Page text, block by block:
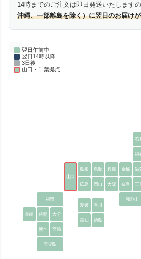
14時までのご注文は即日発送いたします
沖縄、一部離島を除く）に翌日のお届け
翌日午前中
翌日14時以降
3日後
山口・千葉拠点
石川
福
山口
島根 鳥取 兵庫 京都
滋
広島 岡山 大阪 奈良 三
福岡
愛媛
香川
和歌山
長崎 佐賀
大分
高知
徳島
熊本
宮崎
鹿児島